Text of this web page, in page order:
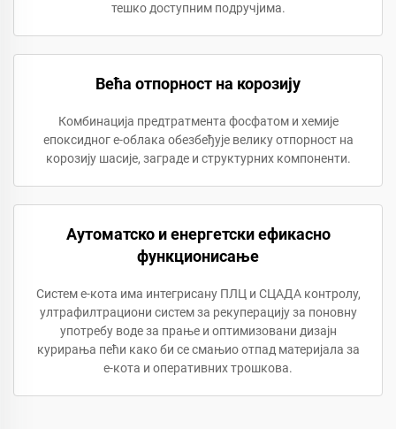
тешко доступним подручјима.
Већа отпорност на корозију
Комбинација предтратмента фосфатом и хемије
епоксидног е-облака обезбеђује велику отпорност на
корозију шасије, заграде и структурних компоненти.
Аутоматско и енергетски ефикасно
функционисање
Систем е-кота има интегрисану ПЛЦ и СЦАДА контролу,
ултрафилтрациони систем за рекуперацију за поновну
употребу воде за прање и оптимизовани дизајн
курирања пећи како би се смањио отпад материјала за
е-кота и оперативних трошкова.